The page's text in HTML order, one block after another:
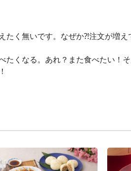
たく無いです。なぜか⁈注文が増
くなる。あれ？また食べたい！そ